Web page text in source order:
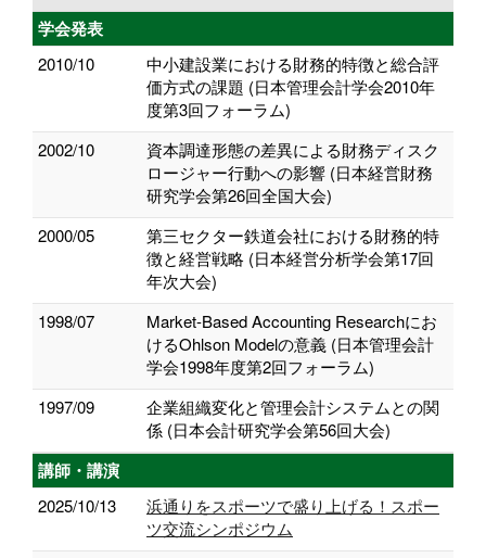
学会発表
2010/10
中小建設業における財務的特徴と総合評
価方式の課題 (日本管理会計学会2010年
度第3回フォーラム)
2002/10
資本調達形態の差異による財務ディスク
ロージャー行動への影響 (日本経営財務
研究学会第26回全国大会)
2000/05
第三セクター鉄道会社における財務的特
徴と経営戦略 (日本経営分析学会第17回
年次大会)
1998/07
Market-Based Accounting Researchにお
けるOhlson Modelの意義 (日本管理会計
学会1998年度第2回フォーラム)
1997/09
企業組織変化と管理会計システムとの関
係 (日本会計研究学会第56回大会)
講師・講演
2025/10/13
浜通りをスポーツで盛り上げる！スポー
ツ交流シンポジウム